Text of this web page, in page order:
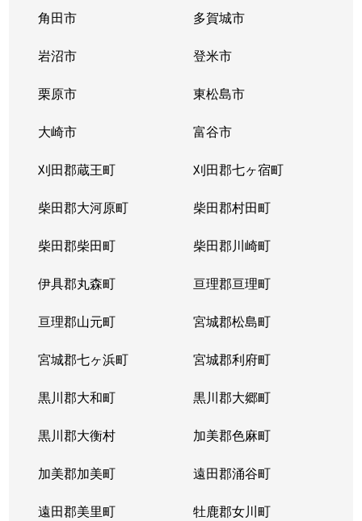
角田市 多賀城市
岩沼市 登米市
栗原市 東松島市
大崎市 富谷市
刈田郡蔵王町 刈田郡七ヶ宿町
柴田郡大河原町 柴田郡村田町
柴田郡柴田町 柴田郡川崎町
伊具郡丸森町 亘理郡亘理町
亘理郡山元町 宮城郡松島町
宮城郡七ヶ浜町 宮城郡利府町
黒川郡大和町 黒川郡大郷町
黒川郡大衡村 加美郡色麻町
加美郡加美町 遠田郡涌谷町
遠田郡美里町 牡鹿郡女川町